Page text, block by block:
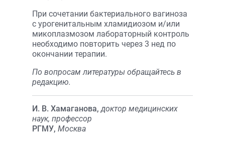
При сочетании бактериального вагиноза
с урогенитальным хламидиозом и/или
микоплазмозом лабораторный контроль
необходимо повторить через 3 нед по
окончании терапии.
По вопросам литературы обращайтесь в
редакцию.
И. В. Хамаганова, доктор медицинских
наук, профессор
РГМУ, Москва